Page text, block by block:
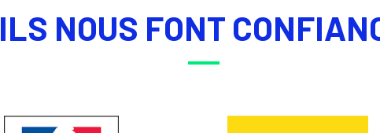
ILS NOUS FONT